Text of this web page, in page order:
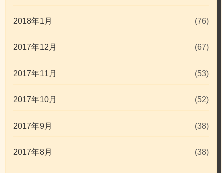
2018年1月 (76)
2017年12月 (67)
2017年11月 (53)
2017年10月 (52)
2017年9月 (38)
2017年8月 (38)